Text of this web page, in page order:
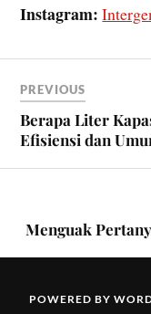
Instagram:
PREVIOUS
Berapa Liter
Efisiensi dan
Menguak
POWERED BY